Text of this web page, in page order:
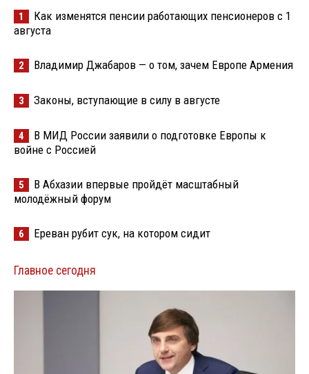
1
Как изменятся пенсии работающих пенсионеров с 1
августа
2 Владимир Джабаров — о том, зачем Европе Армения
3 Законы, вступающие в силу в августе
4
В МИД России заявили о подготовке Европы к
войне с Россией
5
В Абхазии впервые пройдёт масштабный
молодёжный форум
6 Ереван рубит сук, на котором сидит
Главное сегодня